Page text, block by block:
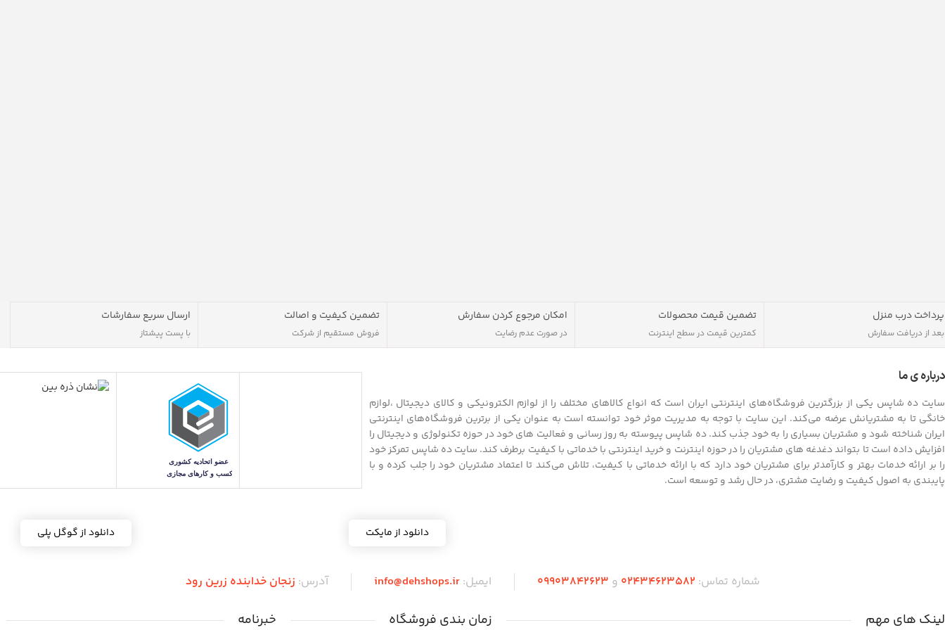
پرداخت درب منزل
بعد از دریافت سفارش
تضمین قیمت محصولات
کمترین قیمت در سطح اینترنت
امکان مرجوع کردن سفارش
در صورت عدم رضایت
تضمین کیفیت و اصالت
فروش مستقیم از شرکت
ارسال سریع سفارشات
با پست پیشتاز
درباره ی ما
سایت ده شاپس یکی از بزرگترین فروشگاه‌های اینترنتی ایران است که انواع کالاهای مختلف را از لوازم الکترونیکی و کالای دیجیتال ،لوازم
خانگی تا به مشتریانش عرضه می‌کند. این سایت با توجه به مدیریت موثر خود توانسته است به عنوان یکی از برترین فروشگاه‌های اینترنتی
ایران شناخته شود و مشتریان بسیاری را به خود جذب کند. ده شاپس پیوسته به روز رسانی و فعالیت های خود در حوزه تکنولوژی و دیجیتال را
افزایش داده است تا بتواند دغدغه های مشتریان را در حوزه اینترنت و خرید اینترنتی با خدماتی با کیفیت برطرف کند. سایت ده شاپس تمرکز خود
را بر ارائه خدمات بهتر و کارآمدتر برای مشتریان خود دارد که با ارائه خدماتی با کیفیت، تلاش می‌کند تا اعتماد مشتریان خود را جلب کرده و با
پایبندی به اصول کیفیت و رضایت مشتری، در حال رشد و توسعه است.
دانلود از مایکت دانلود از گوگل پلی
شماره تماس: 02434623582 و 09903842623 ایمیل:info@dehshops.ir آدرس: زنجان خدابنده زرین رود
لینک های مهم زمان بندی فروشگاه خبرنامه